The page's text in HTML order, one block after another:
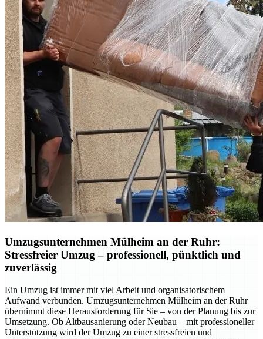
Umzugsunternehmen Mülheim an der Ruhr:
Stressfreier Umzug – professionell, pünktlich und
zuverlässig
Ein Umzug ist immer mit viel Arbeit und organisatorischem
Aufwand verbunden. Umzugsunternehmen Mülheim an der Ruhr
übernimmt diese Herausforderung für Sie – von der Planung bis zur
Umsetzung. Ob Altbausanierung oder Neubau – mit professioneller
Unterstützung wird der Umzug zu einer stressfreien und